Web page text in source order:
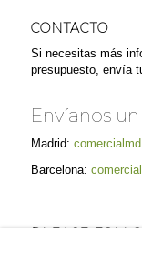
CONTACTO
Si necesitas más
presupuesto, envía
Envíanos
Madrid:
Barcelona:
PLEASE